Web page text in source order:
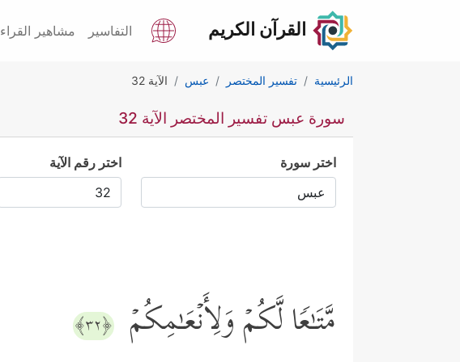
القرآن الكريم التفاسير مشاهير القراء
الرئيسية تفسير المختصر عبس الآية 32
سورة عبس تفسير المختصر الآية 32
اختر سورة اختر رقم الآية
مَّتَـٰعࣰا لَّكُمۡ وَلِأَنۡعَـٰمِكُمۡ ﴿٣٢﴾